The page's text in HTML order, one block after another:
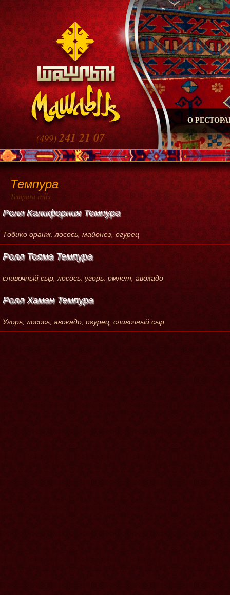
(499)241 21 07
О
Темпура
Tempura rolls
Ролл Калифорния Темпура
Тобико оранж, лосось, майонез, огурец
Ролл Тояма Темпура
сливочный сыр, лосось, угорь, омлет, авокадо
Ролл Хаман Темпура
Угорь, лосось, авокадо, огурец, сливочный сыр